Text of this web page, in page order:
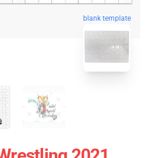
blank template